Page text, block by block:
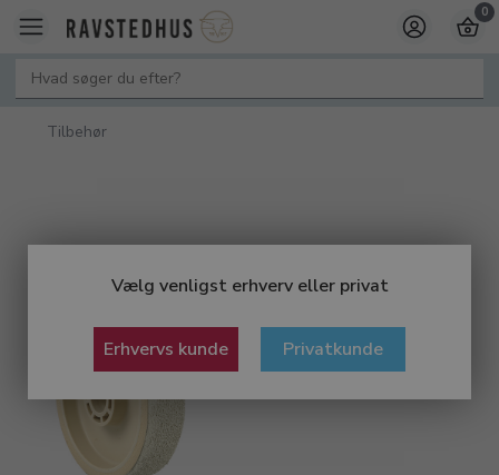
Vælg venligst erhverv eller privat
Erhvervs kunde Privatkunde
0
Tilbehør